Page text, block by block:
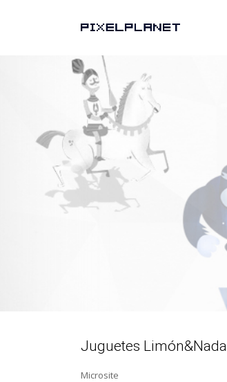
Juguetes Limón&Nada
Microsite